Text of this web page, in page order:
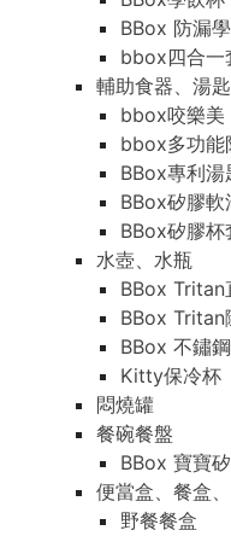
BBox 防漏
bbox四合一
輔助食器、湯
bbox咬樂美
bbox多功能
BBox專利湯
BBox矽膠軟
BBox矽膠杯
水壺、水瓶
BBox
BBox
BBox 不鏽
Kitty保冷杯
悶燒罐
餐碗餐盤
BBox 寶寶
便當盒、餐盒
野餐餐盒